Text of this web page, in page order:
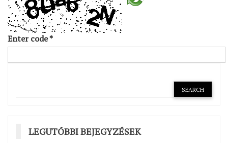
Enter code*
LEGUTÓBBI BEJEGYZÉSEK